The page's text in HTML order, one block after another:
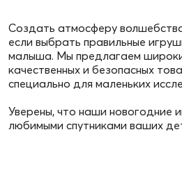
Создать атмосферу
если выбрать правильные
малыша. Мы предлагаем
качественных и безопасных
специально для маленьких
Уверены, что наши новогодние
любимыми спутниками ваших